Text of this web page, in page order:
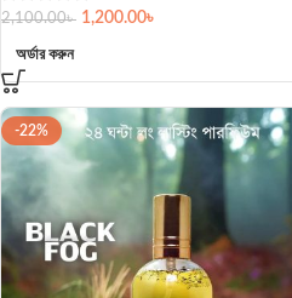
2,100.00৳ 1,200.00৳
অর্ডার করুন
-22%